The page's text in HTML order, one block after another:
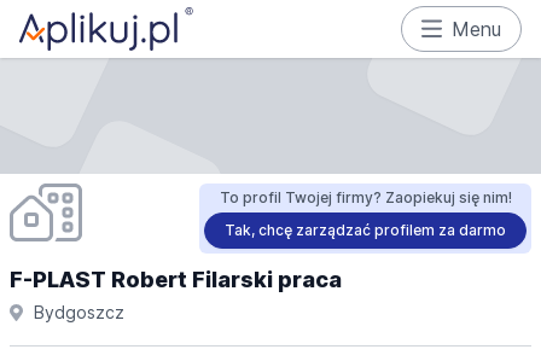
Menu
To profil Twojej firmy? Zaopiekuj się nim!
Tak, chcę zarządzać profilem za darmo
F-PLAST Robert Filarski praca
Bydgoszcz